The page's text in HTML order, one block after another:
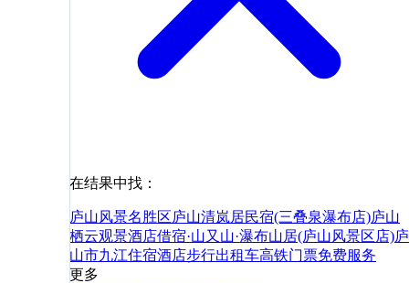
在结果中找：
庐山风景名胜区庐山清岚居民宿(三叠泉瀑布店)庐山
栖云观景酒店借宿·山又山·瀑布山居(庐山风景区店)庐
山市九江住宿酒店步行出租车高铁门票免费服务
更多